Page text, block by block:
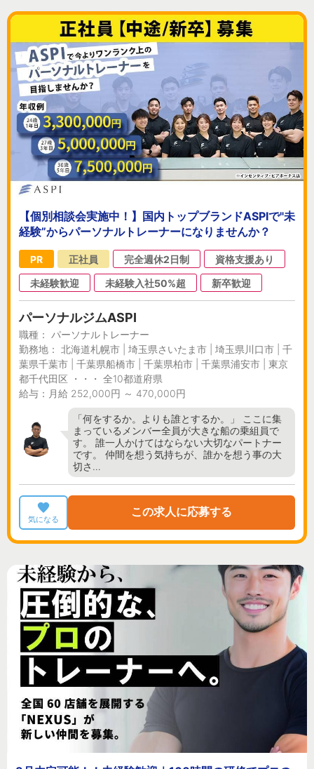
【個別相談会実施中！】国内トップブランドASPIで"未
経験”からパーソナルトレーナーになりませんか？
PR 正社員 完全週休2日制
資格支援あり
未経験歓迎
未経験入社50%超 新卒歓迎
パーソナルジムASPI
職種： パーソナルトレーナー
勤務地： 北海道札幌市 | 埼玉県さいたま市 | 埼玉県川口市 | 千
葉県千葉市 | 千葉県船橋市 | 千葉県柏市 | 千葉県浦安市 | 東京
都千代田区 ・・・ 全10都道府県
給与：月給 252,000円 ～ 470,000円
「何をするか。よりも誰とするか。」 ここに集
まっているメンバー全員が大きな船の乗組員で
す。 誰一人かけてはならない大切なパートナー
です。 仲間を想う気持ちが、誰かを想う事の大
切さ…
気になる
この求人に応募する